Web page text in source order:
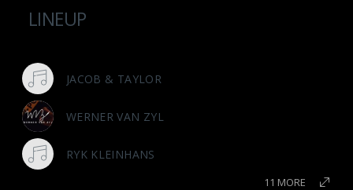
LINEUP
JACOB & TAYLOR
WERNER VAN ZYL
RYK KLEINHANS
11 MORE